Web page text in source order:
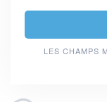
LES CHAMPS